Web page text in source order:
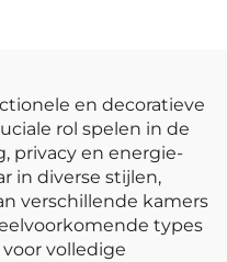
en decoratieve
rol spelen in de
privacy en energie-
in diverse stijlen,
verschillende kamers
types
volledige